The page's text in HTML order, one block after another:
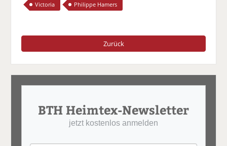
Victoria Philippe Hamers
Zurück
BTH Heimtex-Newsletter
jetzt kostenlos anmelden